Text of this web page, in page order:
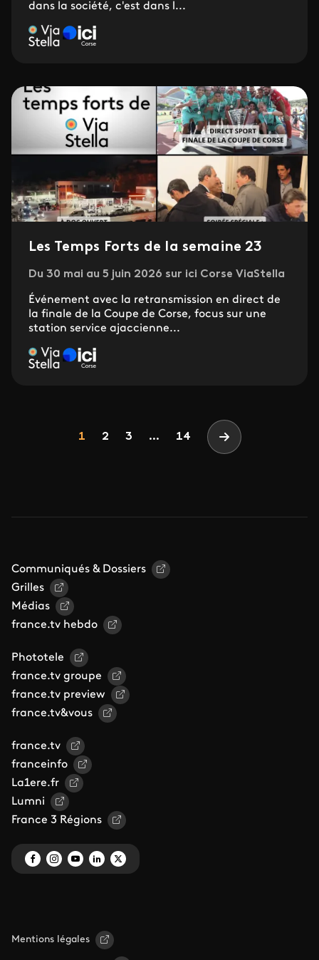
dans la société, c'est dans l...
Les Temps Forts de la semaine 23
Du 30 mai au 5 juin 2026 sur ici Corse ViaStella
Événement avec la retransmission en direct de
la finale de la Coupe de Corse, focus sur une
station service ajaccienne...
Page
1 Page
2 Page
3 ... 14 Page suivante
Communiqués & Dossiers
Grilles
Médias
france.tv hebdo
Phototele
france.tv groupe
france.tv preview
france.tv&vous
france.tv
franceinfo
La1ere.fr
Lumni
France 3 Régions
Mentions légales